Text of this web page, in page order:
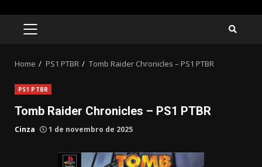
PRIMARY
Home PS1 PTBR Tomb Raider Chronicles – PS1 PTBR
PS1 PTBR
Tomb Raider Chronicles – PS1 PTBR
Cinza 1 de novembro de 2025